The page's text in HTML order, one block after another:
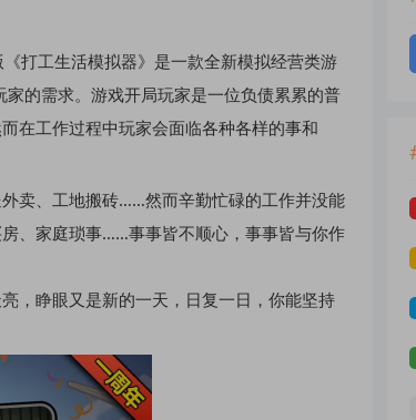
打工生活模拟器》是一款全新模拟经营类游
的需求。游戏开局玩家是一位负债累累的普
在工作过程中玩家会面临各种各样的事和
卖、工地搬砖……然而辛勤忙碌的工作并没能
、家庭琐事……事事皆不顺心，事事皆与你作
，睁眼又是新的一天，日复一日，你能坚持